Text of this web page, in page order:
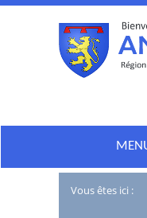
Vous êtes ici :